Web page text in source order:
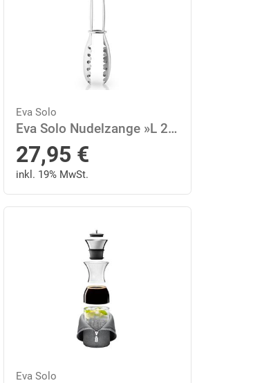
Eva Solo
Eva Solo Nudelzange »L 25.5 cm«
27,95 €
inkl. 19% MwSt.
Eva Solo